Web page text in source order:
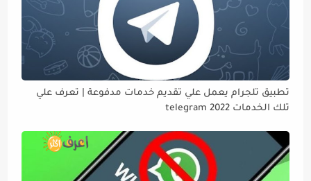
تطبيق تلجرام يعمل علي تقديم خدمات مدفوعة | تعرف علي
تلك الخدمات telegram 2022